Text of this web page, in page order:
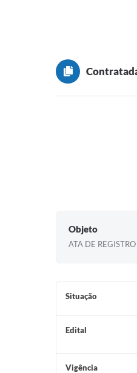
Objeto
ATA DE
Situação
Edital
Vigência